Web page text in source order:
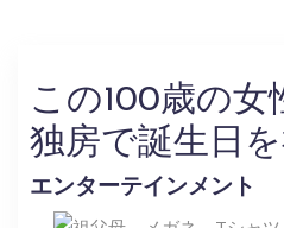
この100歳の女
独房で誕生日
エンターテインメント